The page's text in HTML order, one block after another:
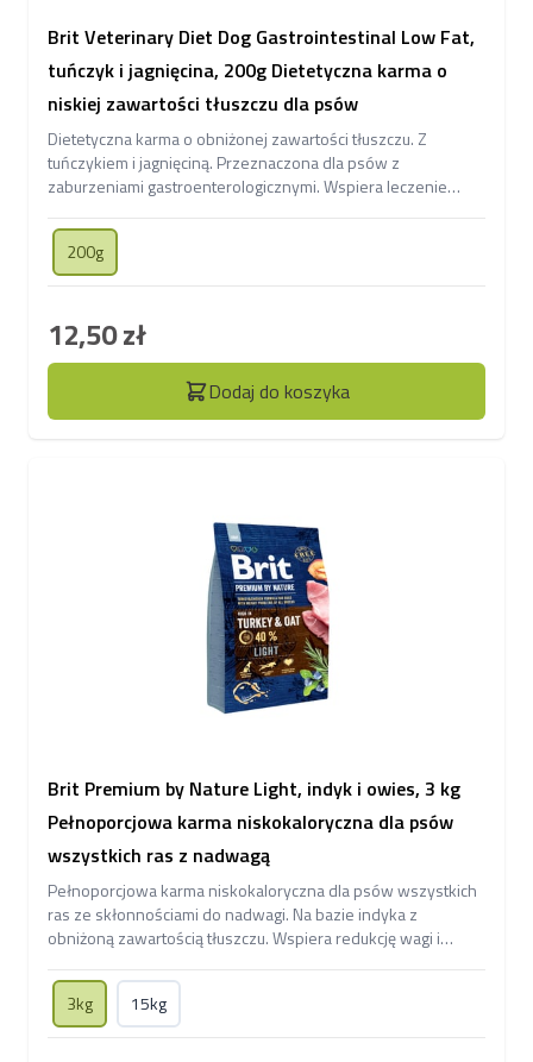
Brit Veterinary Diet Dog Gastrointestinal Low Fat,
tuńczyk i jagnięcina, 200g Dietetyczna karma o
niskiej zawartości tłuszczu dla psów
Dietetyczna karma o obniżonej zawartości tłuszczu. Z
tuńczykiem i jagnięciną. Przeznaczona dla psów z
zaburzeniami gastroenterologicznymi. Wspiera leczenie
200g
12,50 zł
Dodaj do koszyka
Brit Premium by Nature Light, indyk i owies, 3 kg
Pełnoporcjowa karma niskokaloryczna dla psów
wszystkich ras z nadwagą
Pełnoporcjowa karma niskokaloryczna dla psów wszystkich
ras ze skłonnościami do nadwagi. Na bazie indyka z
obniżoną zawartością tłuszczu. Wspiera redukcję wagi i
3kg
15kg